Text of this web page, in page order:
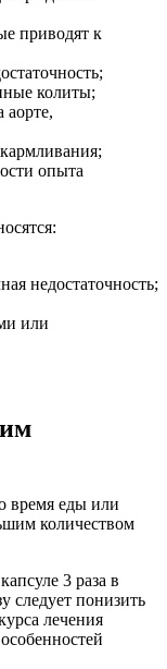
приводят к
колиты;
аорте,
опыта
недостаточность;
или
время еды или
количеством
3 раза в
следует понизить
лечения